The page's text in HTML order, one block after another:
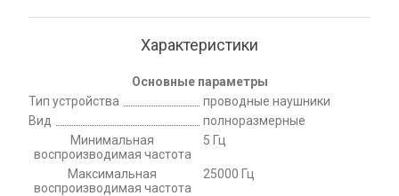
Характеристики
Основные параметры
Тип устройства
проводные наушники
Вид
полноразмерные
Минимальная
воспроизводимая частота
5 Гц
Максимальная
воспроизводимая частота
25000 Гц